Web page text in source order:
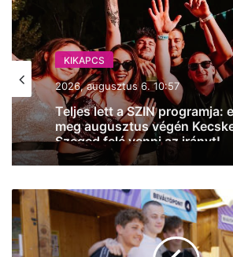
KIKAPCS
2026, augusztus 6. 10:57
Teljes lett a SZIN programja:
meg augusztus végén
Szeged felé venni az irányt!
Elstartolt
Coca‑Cola
SZIN